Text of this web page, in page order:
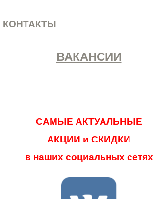
КОНТАКТЫ
ВАКАНСИИ
САМЫЕ АКТУАЛЬНЫЕ
АКЦИИ и СКИДКИ
в наших социальных сетях